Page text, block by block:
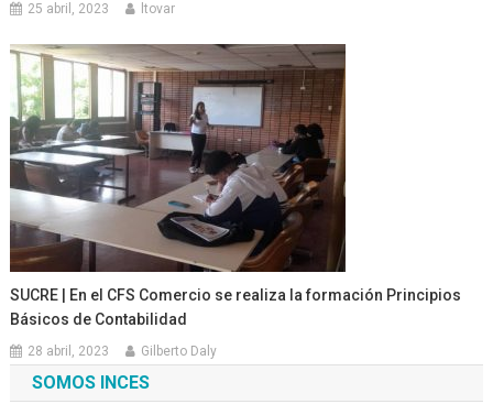
25 abril, 2023 ltovar
SUCRE | En el CFS Comercio se realiza la formación Principios
Básicos de Contabilidad
28 abril, 2023 Gilberto Daly
SOMOS INCES